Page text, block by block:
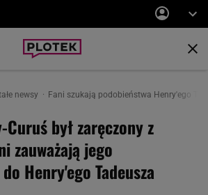
newsy Fani szukają podobieństwa Henry'ego
był zaręczony z
zauważają jego
Henry'ego Tadeusza